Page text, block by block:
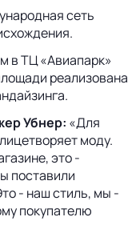
сеть
в ТЦ «Авиапарк»
реализована
Убнер: «Для
моду.
это -
поставили
- наш стиль, мы -
покупателю